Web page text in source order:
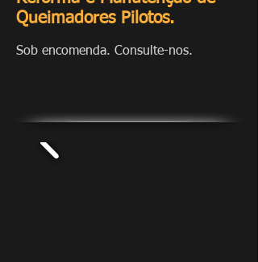
Queimadores Pilotos.
Sob encomenda. Consulte-nos.